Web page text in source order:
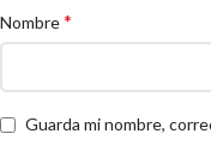
Nombre*
Guarda mi nombre,